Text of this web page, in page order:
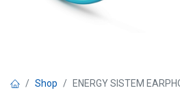
Shop ENERGY SISTEM